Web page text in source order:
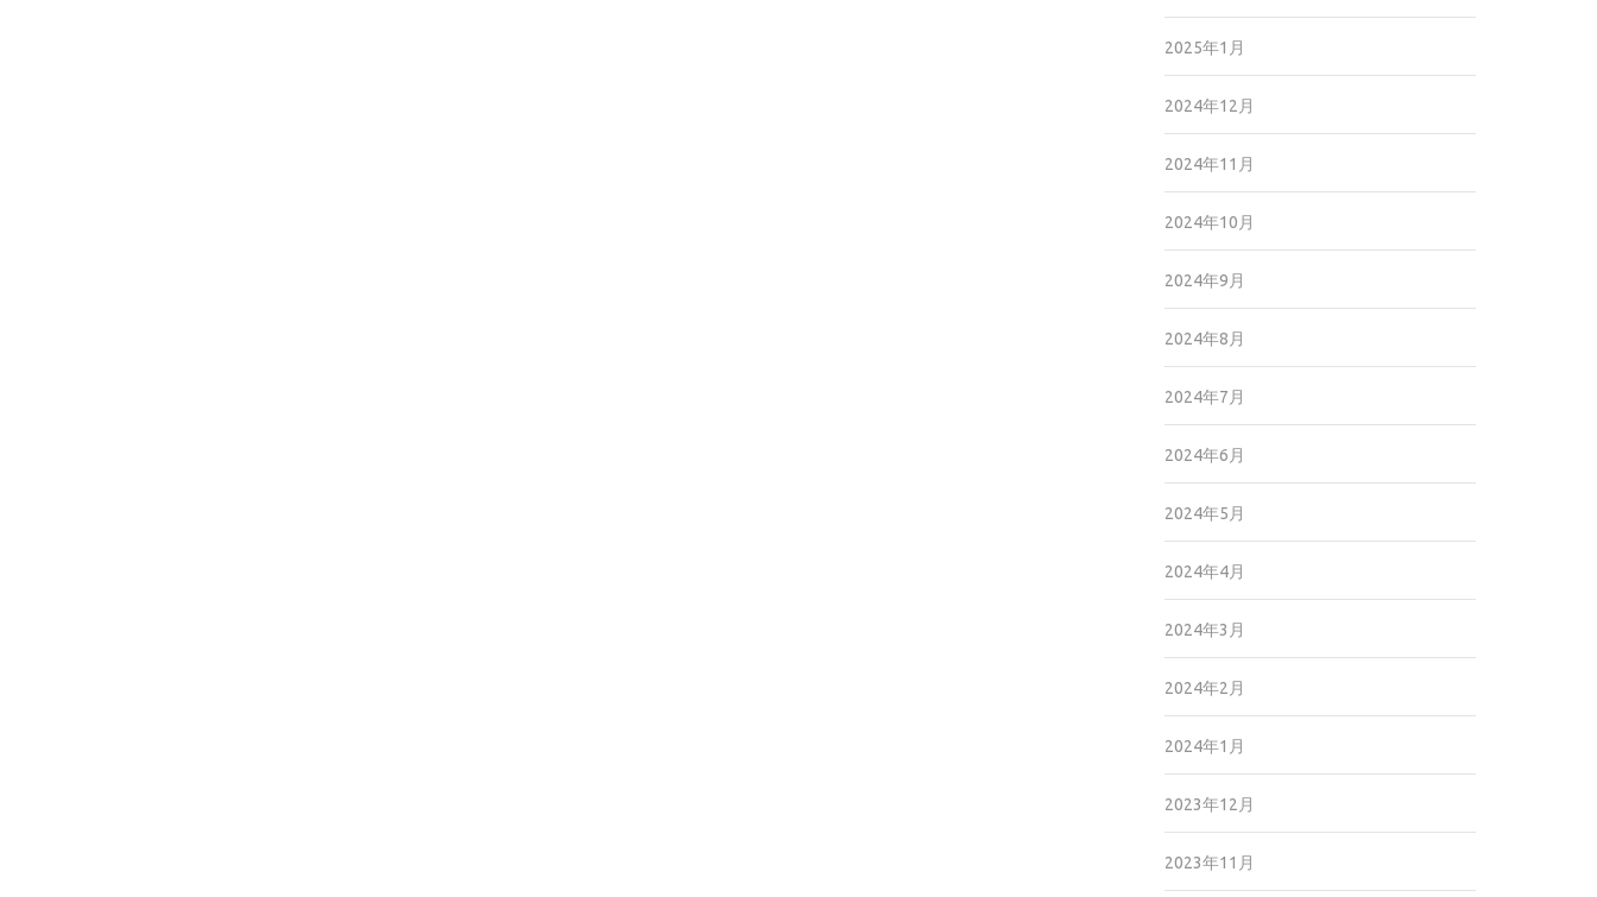
2025年1月
2024年12月
2024年11月
2024年10月
2024年9月
2024年8月
2024年7月
2024年6月
2024年5月
2024年4月
2024年3月
2024年2月
2024年1月
2023年12月
2023年11月